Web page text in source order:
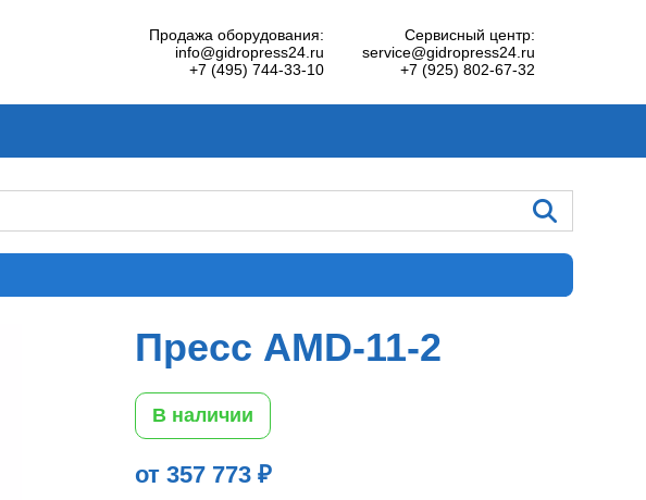
Продажа оборудования:
info@gidropress24.ru
+7 (495) 744-33-10
Сервисный центр:
service@gidropress24.ru
+7 (925) 802-67-32
Пресс AMD-11-2
В наличии
от 357 773 ₽